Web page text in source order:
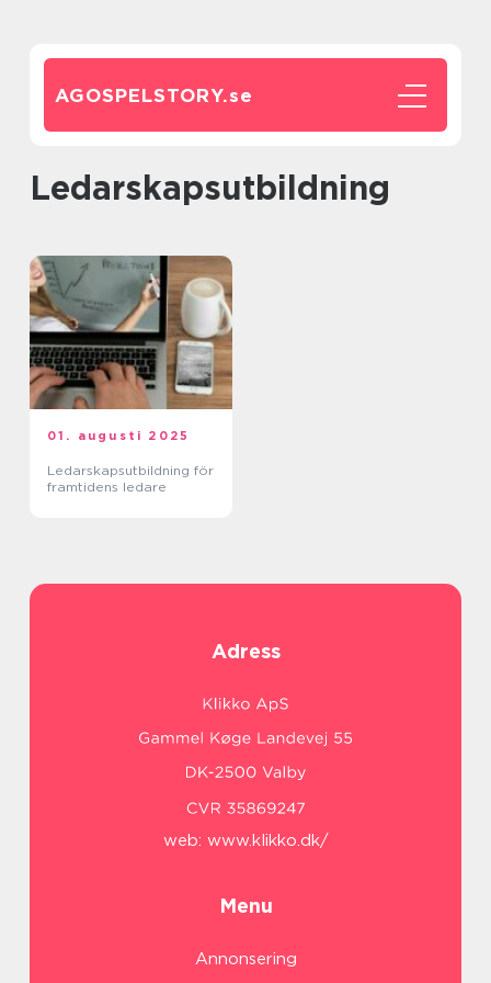
AGOSPELSTORY.se
ledarskapsutbildning
01. augusti 2025
Ledarskapsutbildning för
framtidens ledare
Adress
web: www.klikko.dk/
Menu
Annonsering